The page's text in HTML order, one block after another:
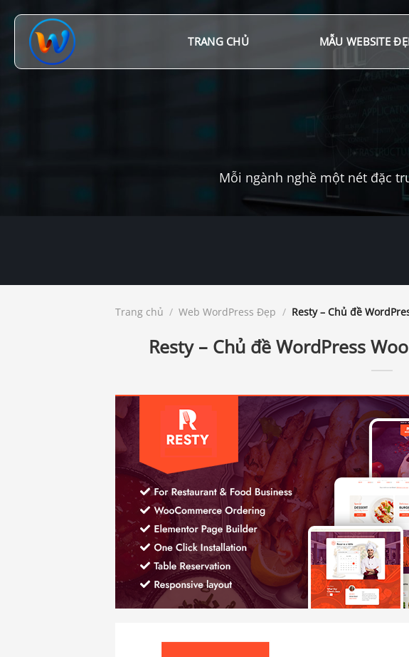
đến
TRANG CHỦ MẪU WEBSITE
Mỗi ngành nghề một nét đặc
Trang chủ / Web WordPress Đẹp / Resty – Chủ đề
Resty – Chủ đề WordPress